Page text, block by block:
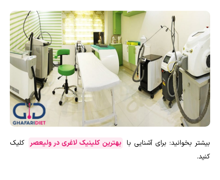
بیشتر بخوانید: برای آشنایی با بهترین کلینیک لاغری در ولیعصر کلیک
کنید.